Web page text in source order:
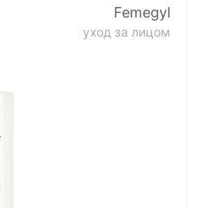
Femegyl
уход за лицом